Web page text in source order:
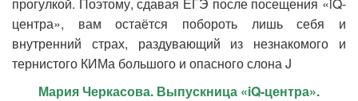
центра», вам остаётся побороть лишь себя и
внутренний страх, раздувающий из незнакомого и
тернистого КИМа большого и опасного слона J
Мария Черкасова. Выпускница «iQ-центра».